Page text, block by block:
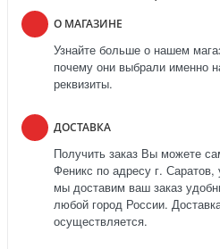
О МАГАЗИНЕ
Узнайте больше о нашем
почему они выбрали именно
реквизиты.
ДОСТАВКА
Получить заказ Вы можете
Феникс по адресу г.
мы доставим ваш заказ
любой город России.
осуществляется.